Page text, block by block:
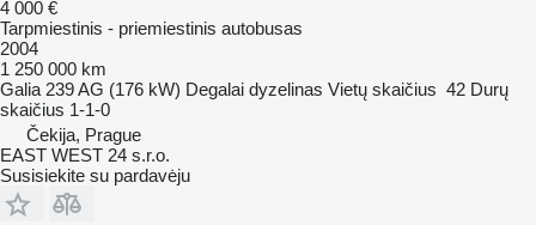
4 000 €
Tarpmiestinis - priemiestinis autobusas
2004
1 250 000 km
Galia 239 AG (176 kW) Degalai dyzelinas Vietų skaičius 42 Durų
skaičius 1-1-0
Čekija, Prague
EAST WEST 24 s.r.o.
Susisiekite su pardavėju